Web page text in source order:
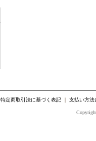
特定商取引法に基づく表記｜ 支払い方法